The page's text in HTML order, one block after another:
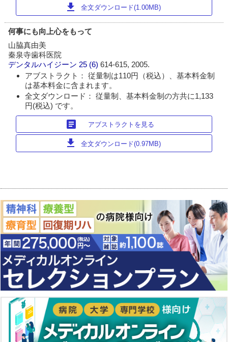
download 全文ダウンロード(1.00MB)
何事にも向上心をもって
山脇真由美
秦泉寺歯科医院
デンタルハイジーン 25 (6)614-615, 2005.
アブストラクト： 従量制は110円（税込）、基本料金制
は基本料金に含まれます。
全文ダウンロード： 従量制、基本料金制の方共に1,133
円(税込) です。
article アブストラクトを見る
download 全文ダウンロード(0.97MB)